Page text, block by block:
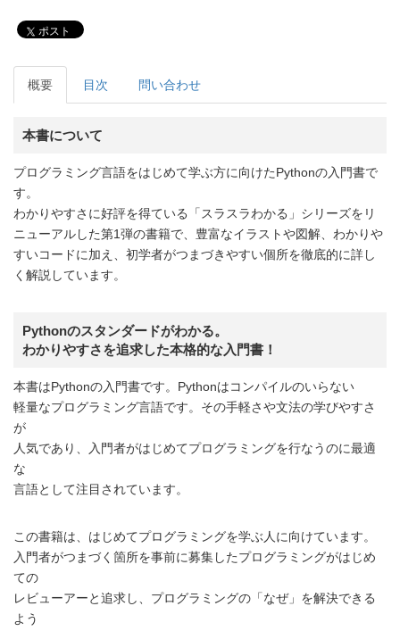
ポスト
概要 目次 問い合わせ
本書について
プログラミング言語をはじめて学ぶ方に向けたPythonの入門書で
す。
わかりやすさに好評を得ている「スラスラわかる」シリーズをリ
ニューアルした第1弾の書籍で、豊富なイラストや図解、わかりや
すいコードに加え、初学者がつまづきやすい個所を徹底的に詳し
く解説しています。
Pythonのスタンダードがわかる。
わかりやすさを追求した本格的な入門書！
本書はPythonの入門書です。Pythonはコンパイルのいらない
軽量なプログラミング言語です。その手軽さや文法の学びやすさ
が
人気であり、入門者がはじめてプログラミングを行なうのに最適
な
言語として注目されています。
この書籍は、はじめてプログラミングを学ぶ人に向けています。
入門者がつまづく箇所を事前に募集したプログラミングがはじめ
ての
レビューアーと追求し、プログラミングの「なぜ」を解決できる
よう